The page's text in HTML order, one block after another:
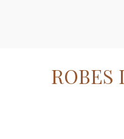
ROBES